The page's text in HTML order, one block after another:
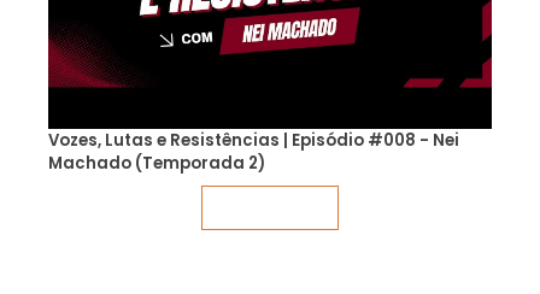
Vozes, Lutas e Resistências | Episódio #008 - Nei
Machado (Temporada 2)